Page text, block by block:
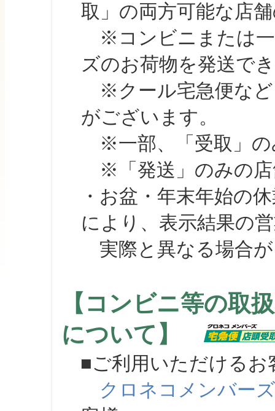
取」の両方可能な店
※コンビニまたは一
ズのお荷物を発送で
※クール宅急便など
がございます。
※一部、「受取」の
※「発送」のみの店
・お盆・年末年始の
により、表示結果の
実際と異なる場合が
【コンビニ等の取
について】
■ご利用いただけるお
クロネコメンバーズ